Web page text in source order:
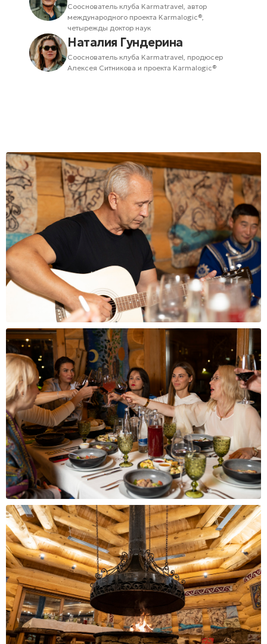
Сооснователь клуба Karmatravel, автор
международного проекта Karmalogic®,
четырежды доктор наук
Наталия Гундерина
Сооснователь клуба Karmatravel, продюсер
Алексея Ситникова и проекта Karmalogic®